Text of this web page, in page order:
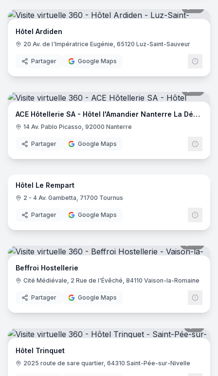
Hôtel Ardiden
20 Av. de l'Impératrice Eugénie, 65120 Luz-Saint-Sauveur
Partager Google Maps
ACE Hôtellerie SA - Hôtel l'Amandier Nanterre La Défense
14 Av. Pablo Picasso, 92000 Nanterre
Partager Google Maps
42
Hôtel Le Rempart
2 - 4 Av. Gambetta, 71700 Tournus
Partager Google Maps
Beffroi Hostellerie
Cité Médiévale, 2 Rue de l'Évêché, 84110 Vaison-la-Romaine
Partager Google Maps
Hôtel Trinquet
2025 route de sare quartier, 64310 Saint-Pée-sur-Nivelle